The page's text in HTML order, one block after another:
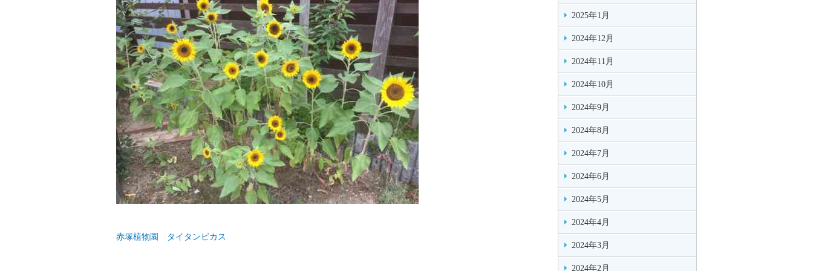
赤塚植物園 タイタンビカス
2025年1月
2024年12月
2024年11月
2024年10月
2024年9月
2024年8月
2024年7月
2024年6月
2024年5月
2024年4月
2024年3月
2024年2月